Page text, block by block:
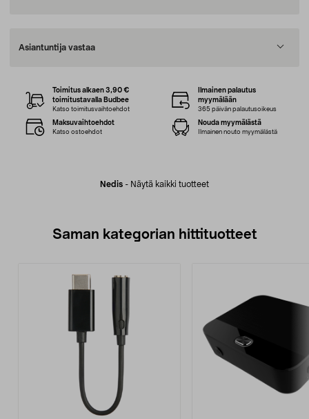
Asiantuntija vastaa
Nedis - Näytä kaikki tuotteet
Toimitus alkaen 3,90 €
toimitustavalla Budbee
Katso toimitusvaihtoehdot
Ilmainen palautus
myymälään
365 päivän palautusoikeus
Maksuvaihtoehdot
Katso ostoehdot
Nouda myymälästä
Ilmainen nouto myymälästä
Saman kategorian hittituotteet